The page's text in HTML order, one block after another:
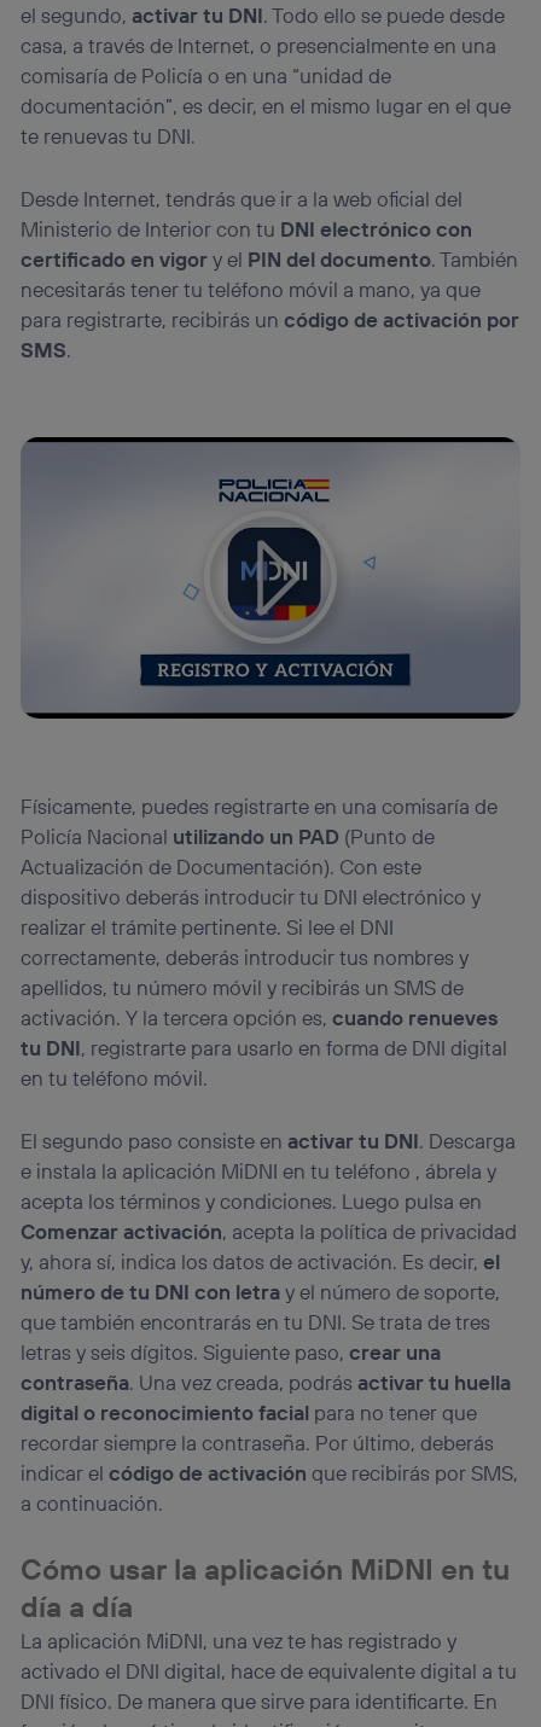
el segundo, activar tu DNI. Todo ello se puede desde
casa, a través de Internet, o presencialmente en una
comisaría de Policía o en una “unidad de
documentación”, es decir, en el mismo lugar en el que
te renuevas tu DNI.
Desde Internet, tendrás que ir a la web oficial del
Ministerio de Interior con tu DNI electrónico con
certificado en vigory el PIN del documento. También
necesitarás tener tu teléfono móvil a mano, ya que
para registrarte, recibirás uncódigo de activación por
SMS.
Tu configuración de cookies no permite la visualización de
este contenido
Configurar cookies
Físicamente, puedes registrarte en una comisaría de
Policía Nacional utilizando un PAD (Punto de
Actualización de Documentación). Con este
dispositivo deberás introducir tu DNI electrónico y
realizar el trámite pertinente. Si lee el DNI
correctamente, deberás introducir tus nombres y
apellidos, tu número móvil y recibirás un SMS de
activación. Y la tercera opción es,cuando renueves
tu DNI, registrarte para usarlo en forma de DNI digital
en tu teléfono móvil.
El segundo paso consiste en activar tu DNI. Descarga
e instala la aplicación MiDNI en tu teléfono , ábrela y
acepta los términos y condiciones. Luego pulsa en
Comenzar activación, acepta la política de privacidad
y, ahora sí, indica los datos de activación. Es decir,el
número de tu DNI con letray el número de soporte,
que también encontrarás en tu DNI. Se trata de tres
letras y seis dígitos. Siguiente paso,crear una
contraseña. Una vez creada, podrás activar tu huella
digital o reconocimiento facial para no tener que
recordar siempre la contraseña. Por último, deberás
indicar elcódigo de activación que recibirás por SMS,
a continuación.
Cómo usar la aplicación MiDNI en tu
día a día
La aplicación MiDNI, una vez te has registrado y
activado el DNI digital, hace de equivalente digital a tu
DNI físico. De manera que sirve para identificarte. En